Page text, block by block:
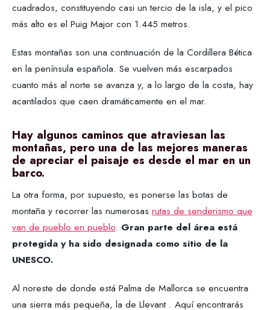
cuadrados, constituyendo casi un tercio de la isla, y el pico
más alto es el Puig Major con 1.445 metros.
Estas montañas son una continuación de la Cordillera Bética
en la península española. Se vuelven más escarpados
cuanto más al norte se avanza y, a lo largo de la costa, hay
acantilados que caen dramáticamente en el mar.
Hay algunos caminos que atraviesan las
montañas, pero una de las mejores maneras
de apreciar el paisaje es desde el mar en un
barco.
La otra forma, por supuesto, es ponerse las botas de
montaña y recorrer las numerosas rutas de senderismo que
van de pueblo en pueblo. Gran parte del área está
protegida y ha sido designada como sitio de la
UNESCO.
Al noreste de donde está Palma de Mallorca se encuentra
una sierra más pequeña, la de Llevant . Aquí encontrarás